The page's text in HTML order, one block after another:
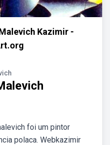
Kazimir -
foi um pintor
polaca. Webkazimir